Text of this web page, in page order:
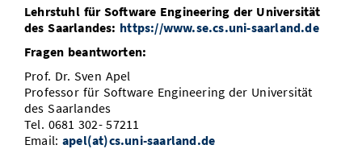
Lehrstuhl für Software Engineering der Universität
des Saarlandes: https://www.se.cs.uni-saarland.de
Fragen beantworten:
Prof. Dr. Sven Apel
Professor für Software Engineering der Universität
des Saarlandes
Tel. 0681 302- 57211
Email: apel(at)cs.uni-saarland.de